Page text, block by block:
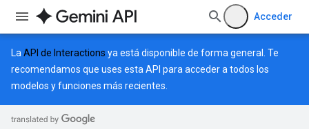
Acceder
La API de Interactions ya está disponible de forma general. Te
recomendamos que uses esta API para acceder a todos los
modelos y funciones más recientes.